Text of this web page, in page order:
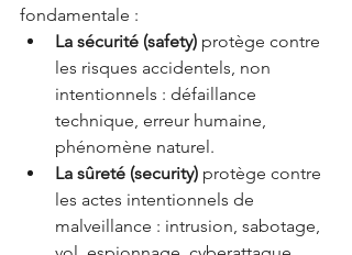
fondamentale :
La sécurité (safety) protège contre
les risques accidentels, non
intentionnels : défaillance
technique, erreur humaine,
phénomène naturel.
La sûreté (security) protège contre
les actes intentionnels de
malveillance : intrusion, sabotage,